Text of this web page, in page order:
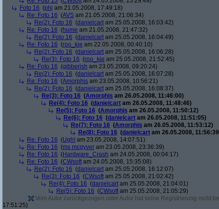
Foto 16 (phj am 21.05.2008, 17:49:18)
Re: Foto 16 (AVS am 21.05.2008, 21:06:34)
Re(2): Foto 16 (danielcart am 25.05.2008, 16:03:42)
Re: Foto 16 (hume am 21.05.2008, 21:47:32)
Re(2): Foto 16 (danielcart am 25.05.2008, 16:04:49)
Re: Foto 16 (roo_kie am 22.05.2008, 00:40:10)
Re(2): Foto 16 (danielcart am 25.05.2008, 16:06:28)
Re(3): Foto 16 (roo_kie am 25.05.2008, 21:52:45)
Re: Foto 16 (gibberish am 23.05.2008, 09:20:24)
Re(2): Foto 16 (danielcart am 25.05.2008, 16:07:28)
Re: Foto 16 (Amorphis am 23.05.2008, 10:56:21)
Re(2): Foto 16 (danielcart am 25.05.2008, 16:08:37)
Re(3): Foto 16 (Amorphis am 26.05.2008, 11:46:00)
Re(4): Foto 16 (danielcart am 26.05.2008, 11:48:46)
Re(5): Foto 16 (Amorphis am 26.05.2008, 11:50:12)
Re(6): Foto 16 (danielcart am 26.05.2008, 11:51:05)
Re(7): Foto 16 (Amorphis am 26.05.2008, 11:53:12)
Re(8): Foto 16 (danielcart am 26.05.2008,
Re: Foto 16 (Ugh! am 23.05.2008, 14:07:51)
Re: Foto 16 (ms mcgyver am 23.05.2008, 23:36:39)
Re: Foto 16 (Hardware_Crash am 24.05.2008, 00:04:17)
Re: Foto 16 (CWsoft am 24.05.2008, 15:35:08)
Re(2): Foto 16 (danielcart am 25.05.2008, 16:12:07)
Re(3): Foto 16 (CWsoft am 25.05.2008, 21:02:42)
Re(4): Foto 16 (danielcart am 25.05.2008, 21:04:01)
Re(5): Foto 16 (CWsoft am 25.05.2008, 21:05:29)
Vom Autor zurückgezogen oder Autor hat seine Registrierung nicht
17:51:25)